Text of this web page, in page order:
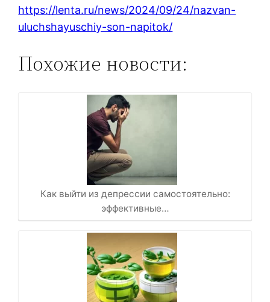
https://lenta.ru/news/2024/09/24/nazvan-
uluchshayuschiy-son-napitok/
Похожие новости:
Как выйти из депрессии самостоятельно:
эффективные…